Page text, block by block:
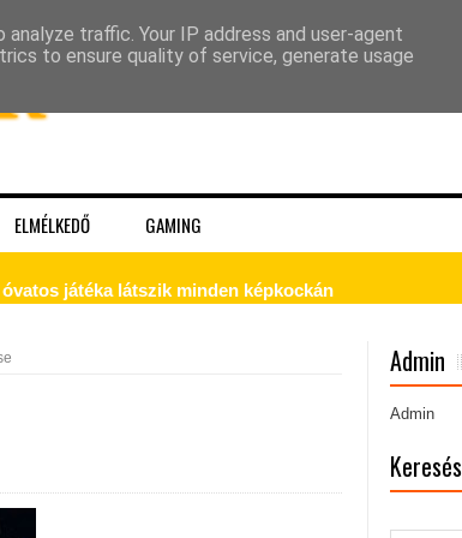
ELMÉLKEDŐ GAMING
játéka látszik minden képkockán
Admin
Admin
Keresés
traffic. Your IP address and user-agent
to ensure quality of service, generate usage